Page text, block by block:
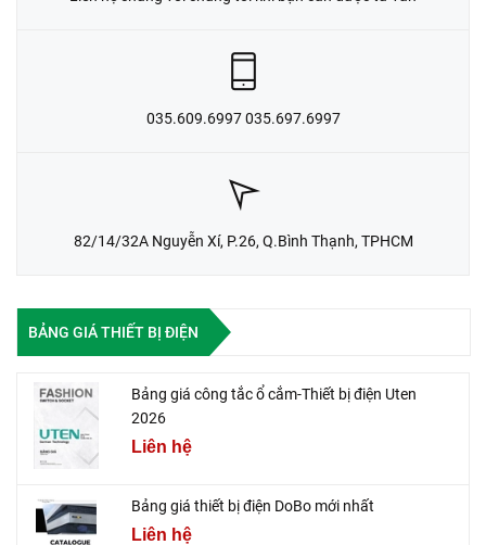
035.609.6997 035.697.6997
82/14/32A Nguyễn Xí, P.26, Q.Bình Thạnh, TPHCM
BẢNG GIÁ THIẾT BỊ ĐIỆN
Bảng giá công tắc ổ cắm-Thiết bị điện Uten
2026
Liên hệ
Bảng giá thiết bị điện DoBo mới nhất
Liên hệ